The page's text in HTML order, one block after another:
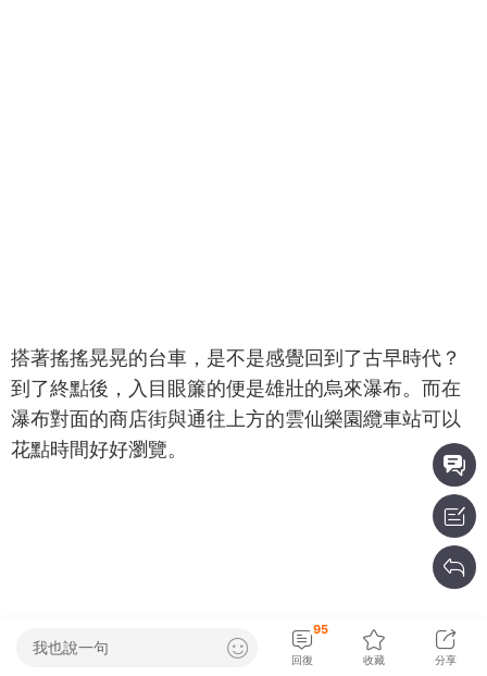
搭著搖搖晃晃的台車，是不是感覺回到了古早時代？
到了終點後，入目眼簾的便是雄壯的烏來瀑布。而在
瀑布對面的商店街與通往上方的雲仙樂園纜車站可以
花點時間好好瀏覽。
我也說一句
回復
95
收藏 分享